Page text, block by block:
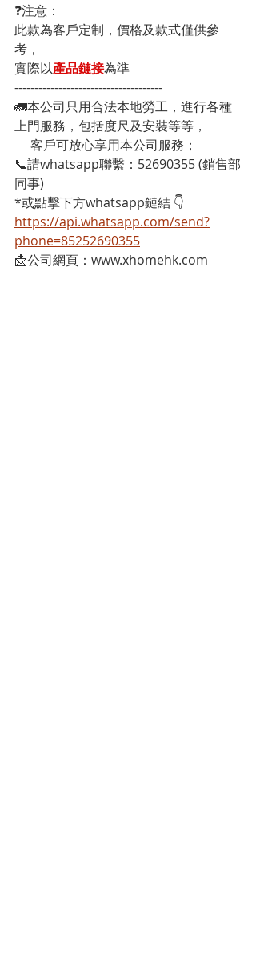
❓注意：
此款為客戶定制，價格及款式僅供參
考，
實際以產品鏈接為準
-------------------------------------
🚛本公司只用合法本地勞工，進行各種
上門服務，包括度尺及安裝等等，
     客戶可放心享用本公司服務；
📞請whatsapp聯繫：52690355 (銷售部
同事)
*或點擊下方whatsapp鏈結 👇
https://api.whatsapp.com/send?
phone=85252690355
📩公司網頁：www.xhomehk.com